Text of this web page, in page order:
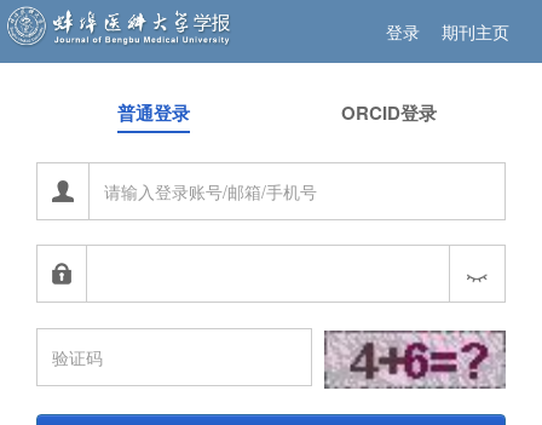
登录 期刊主页
普通登录 ORCID登录